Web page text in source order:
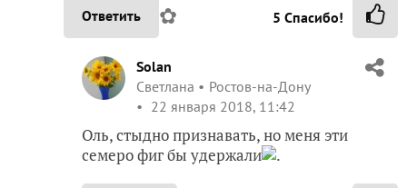
Ответить ✿ 5 Спасибо!
Solan
Светлана
Ростов-на-Дону
22 января 2018, 11:42
Оль, стыдно признавать, но меня эти
семеро фиг бы удержали
.